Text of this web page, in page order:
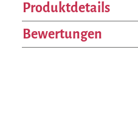
Produktdetails
Bewertungen